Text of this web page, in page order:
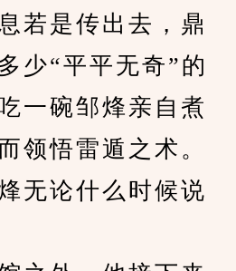
是传出去，鼎
少“平平无奇”的
一碗邹烽亲自煮
领悟雷遁之术。
论什么时候说